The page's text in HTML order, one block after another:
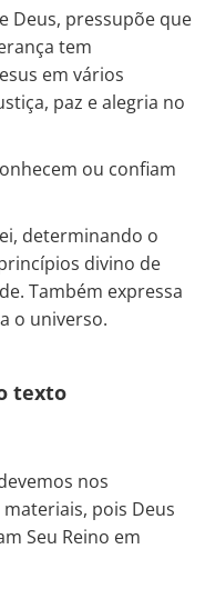
Deus, pressupõe que
tem
em vários
paz e alegria no
ou confiam
determinando o
divino de
Também expressa
o universo.
texto
nos
pois Deus
Seu Reino em